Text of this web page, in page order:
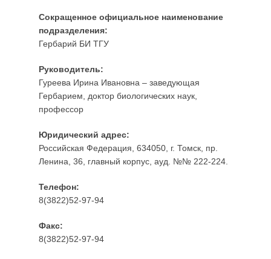
5
а
в
о
р
A
d
i
n
Сокращенное официальное наименование
подразделения:
Гербарий БИ ТГУ
Руководитель:
Гуреева Ирина Ивановна – заведующая
Гербарием, доктор биологических наук,
профессор
Юридический адрес:
Российская Федерация, 634050, г. Томск, пр.
Ленина, 36, главный корпус, ауд. №№ 222-224.
Телефон:
8(3822)52-97-94
Факс:
8(3822)52-97-94